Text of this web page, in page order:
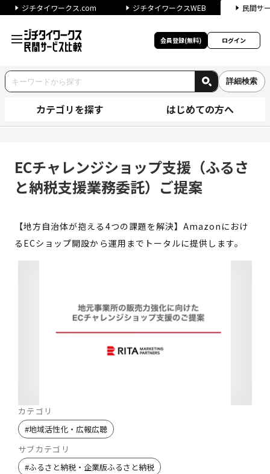
ジチタイワークス.com ジチタイワークスWEB 民間サ
会員登録(無料) ログイン
詳細検索
カテゴリを探す はじめての方へ
ECチャレンジショップ支援（ふるさ
と納税支援業務委託）ご提案
【地方自治体が抱える4つの課題を解決】Amazonにおけ
るECショップ開設から運用までトータルに提供します。
カテゴリ
#地域活性化・広報広聴
サブカテゴリ
#ふるさと納税・企業版ふるさと納税